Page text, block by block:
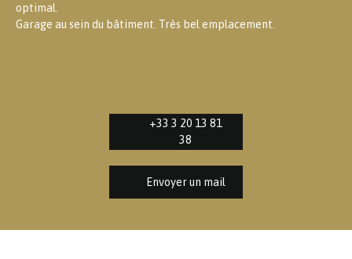
optimal.
Garage au sein du bâtiment. Très bel emplacement.
+33 3 20 13 81
38
Envoyer un mail